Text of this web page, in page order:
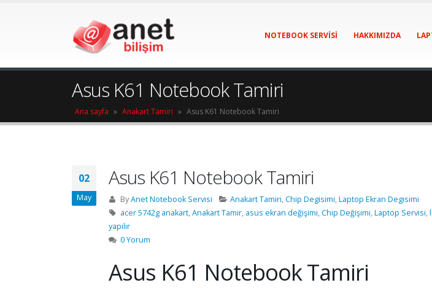
NOTEBOOK SERVISI HAKKIMIZDA
Asus K61 Notebook Tamiri
Ana sayfa » Anakart Tamiri » Asus K61 Notebook Tamiri
02
May
Asus K61 Notebook Tamiri
ByAnet Notebook Servisi Anakart Tamiri,Chip Degisimi,Laptop Ekran Degisimi
acer 5742g anakart,Anakart Tamir, asus ekran değişimi,Chip Değişimi,Laptop Servisi,
yapılır
0 Yorum
Asus K61 Notebook Tamiri